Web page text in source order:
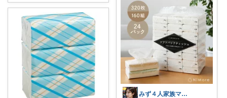
みず４人家族ママ★３０代子育て奮闘中🙆